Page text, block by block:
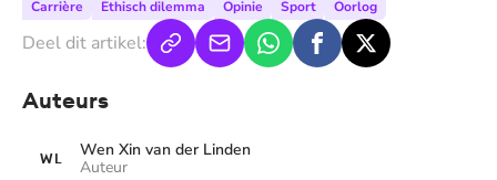
Carrière Ethisch dilemma Opinie Sport Oorlog
Deel dit artikel:
Auteurs
WL
Wen Xin van der Linden
Auteur